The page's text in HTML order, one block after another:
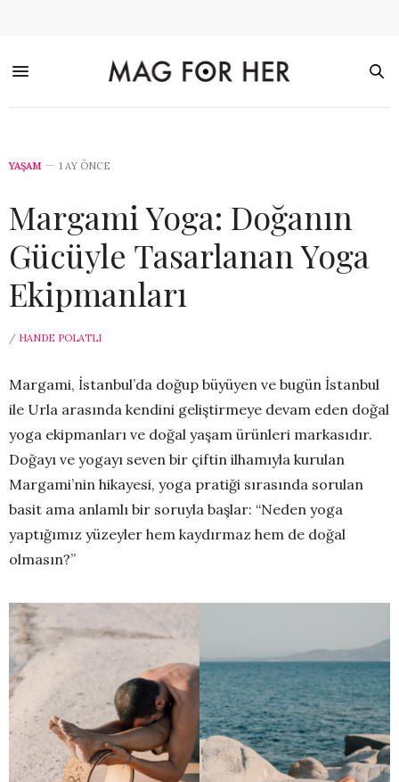
YAŞAM 1 AY ÖNCE
Margami Yoga: Doğanın
Gücüyle Tasarlanan Yoga
Ekipmanları
/ HANDE POLATLI
Margami, İstanbul’da doğup büyüyen ve bugün İstanbul
ile Urla arasında kendini geliştirmeye devam eden doğal
yoga ekipmanları ve doğal yaşam ürünleri markasıdır.
Doğayı ve yogayı seven bir çiftin ilhamıyla kurulan
Margami’nin hikayesi, yoga pratiği sırasında sorulan
basit ama anlamlı bir soruyla başlar: “Neden yoga
yaptığımız yüzeyler hem kaydırmaz hem de doğal
olmasın?”